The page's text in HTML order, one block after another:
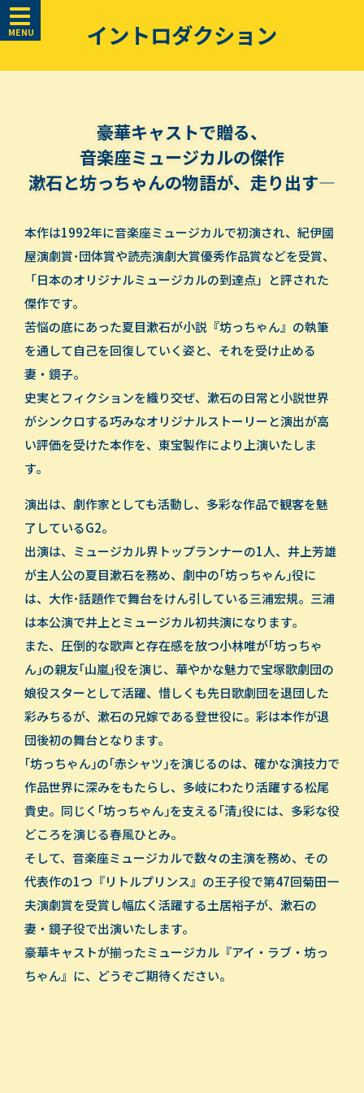
MENU イントロダクション
豪華キャストで贈る、
音楽座ミュージカルの傑作
漱石と坊っちゃんの物語が、 走り出す―
本作は1992年に音楽座ミュージカルで初演され、紀伊國
屋演劇賞･団体賞や読売演劇大賞優秀作品賞などを受賞、
「日本のオリジナルミュージカルの到達点」と評された
傑作です｡
苦悩の底にあった夏目漱石が小説『坊っちゃん』の執筆
を通して自己を回復していく姿と、それを受け止める
妻・鏡子。
史実とフィクションを織り交ぜ、漱石の日常と小説世界
がシンクロする巧みなオリジナルストーリーと演出が高
い評価を受けた本作を、東宝製作により上演いたしま
す。
演出は、劇作家としても活動し、多彩な作品で観客を魅
了しているG2。
出演は、ミュージカル界トップランナーの1人、井上芳雄
が主人公の夏目漱石を務め、劇中の｢坊っちゃん｣役に
は、大作･話題作で舞台をけん引している三浦宏規。三浦
は本公演で井上とミュージカル初共演になります｡
また、圧倒的な歌声と存在感を放つ小林唯が｢坊っちゃ
ん｣の親友｢山嵐｣役を演じ、華やかな魅力で宝塚歌劇団の
娘役スターとして活躍、惜しくも先日歌劇団を退団した
彩みちるが、漱石の兄嫁である登世役に。彩は本作が退
団後初の舞台となります｡
｢坊っちゃん｣の｢赤シャツ｣を演じるのは、確かな演技力で
作品世界に深みをもたらし、多岐にわたり活躍する松尾
貴史。同じく｢坊っちゃん｣を支える｢清｣役には、多彩な役
どころを演じる春風ひとみ。
そして、音楽座ミュージカルで数々の主演を務め、その
代表作の1つ『リトルプリンス』の王子役で第47回菊田一
夫演劇賞を受賞し幅広く活躍する土居裕子が、漱石の
妻・鏡子役で出演いたします。
豪華キャストが揃ったミュージカル『アイ・ラブ・坊っ
ちゃん』に、どうぞご期待ください。